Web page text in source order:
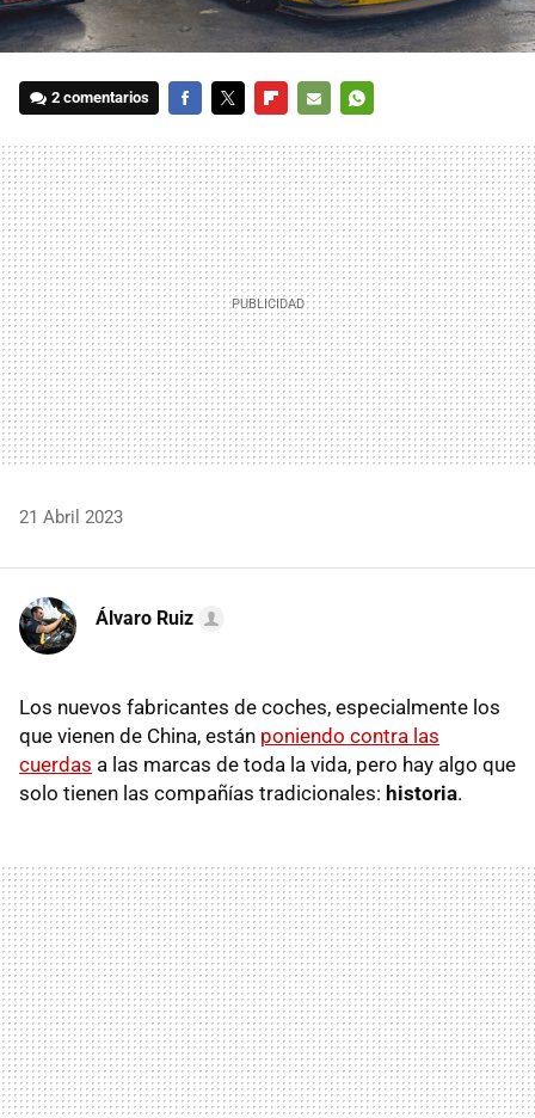
2 comentarios
MAIL
21 Abril 2023
Álvaro Ruiz
Los nuevos fabricantes de coches, especialmente los
que vienen de China, están poniendo contra las
cuerdas a las marcas de toda la vida, pero hay algo que
solo tienen las compañías tradicionales: historia.